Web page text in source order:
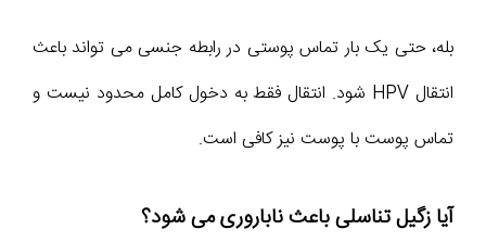
بله، حتی یک بار تماس پوستی در رابطه جنسی می تواند باعث
انتقال HPV شود. انتقال فقط به دخول کامل محدود نیست و
تماس پوست با پوست نیز کافی است.
آیا زگیل تناسلی باعث ناباروری می شود؟